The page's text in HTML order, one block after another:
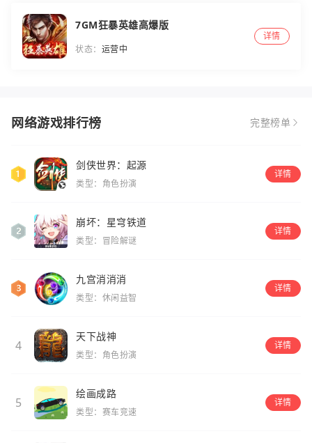
7GM狂暴英雄高爆版
状态： 运营中
详情
网络游戏排行榜 完整榜单
剑侠世界：起源
类型：角色扮演
详情
崩坏：星穹铁道
类型：冒险解谜
详情
九宫消消消
类型：休闲益智
详情
4
天下战神
类型：角色扮演
详情
5
绘画成路
类型：赛车竞速
详情